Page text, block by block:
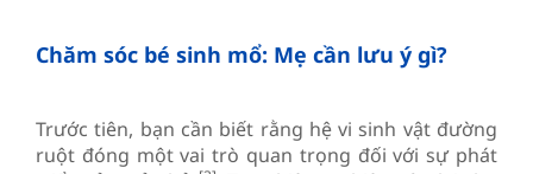
Chăm sóc bé sinh mổ: Mẹ cần lưu ý gì?
Trước tiên, bạn cần biết rằng hệ vi sinh vật đường
ruột đóng một vai trò quan trọng đối với sự phát